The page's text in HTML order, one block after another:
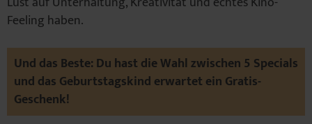
Feeling haben.
Und das Beste: Du hast die Wahl zwischen 5 Specials
und das Geburtstagskind erwartet ein Gratis-
Geschenk!